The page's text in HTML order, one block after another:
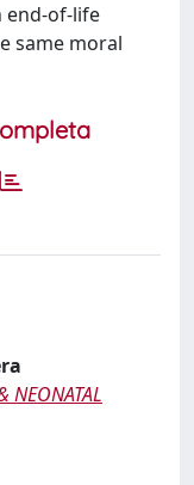
end-of-life
same moral
NEONATAL